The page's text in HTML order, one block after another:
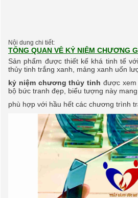
Nội dung chi tiết:
TỔNG QUAN VỀ KỶ NIỆM CHƯƠNG
Sản phẩm được thiết kế khá tinh tế
thủy tinh trắng xanh, mảng xanh uốn
kỷ niệm chương thủy tinhđược
bộ bức tranh đẹp, biểu tượng này
phù hợp với hầu hết các chương trình